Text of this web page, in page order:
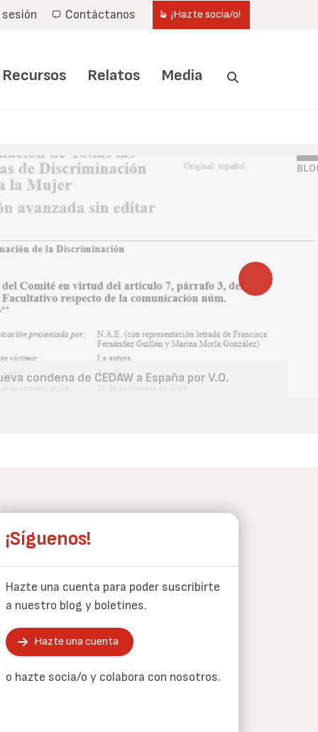
Contáctanos ¡Hazte socia/o!
Recursos Relatos Media
condena de CEDAW a España por V.O.
¡Síguenos!
Hazte una cuenta para poder suscribirte
a nuestro blog y boletines.
Hazte una cuenta
o hazte socia/o y colabora con nosotros.